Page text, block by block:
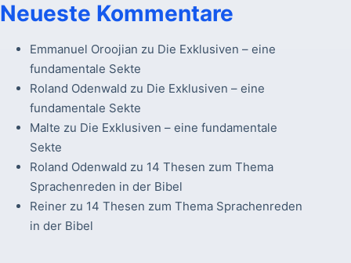
Neueste Kommentare
Emmanuel Oroojian zu Die Exklusiven – eine
fundamentale Sekte
Roland Odenwald zu Die Exklusiven – eine
fundamentale Sekte
Malte zu Die Exklusiven – eine fundamentale
Sekte
Roland Odenwald zu 14 Thesen zum Thema
Sprachenreden in der Bibel
Reinerzu 14 Thesen zum Thema Sprachenreden
in der Bibel